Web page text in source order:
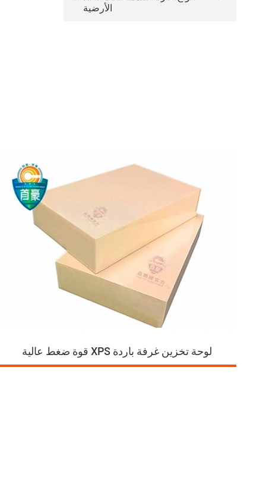
الأرضية
قوة ضغط عالية XPS لوحة تخزين غرفة باردة